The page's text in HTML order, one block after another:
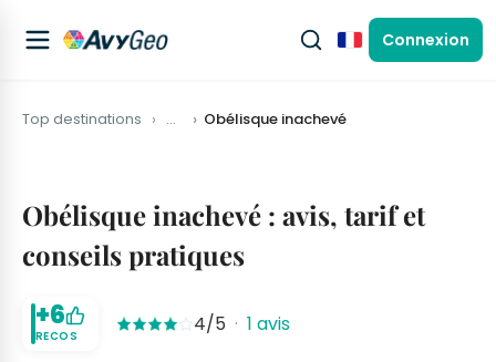
FrançaisConnexion
Top destinations … Obélisque inachevé
Obélisque inachevé : avis, tarif et
conseils pratiques
+6
RECOS 4/5 · 1 avis